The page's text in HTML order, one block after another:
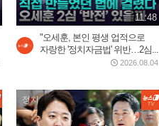
11:48
"오세훈, 본인 평생 업적으로
자랑한 '정치자금법' 위반…2심...
2026.08.04
정치